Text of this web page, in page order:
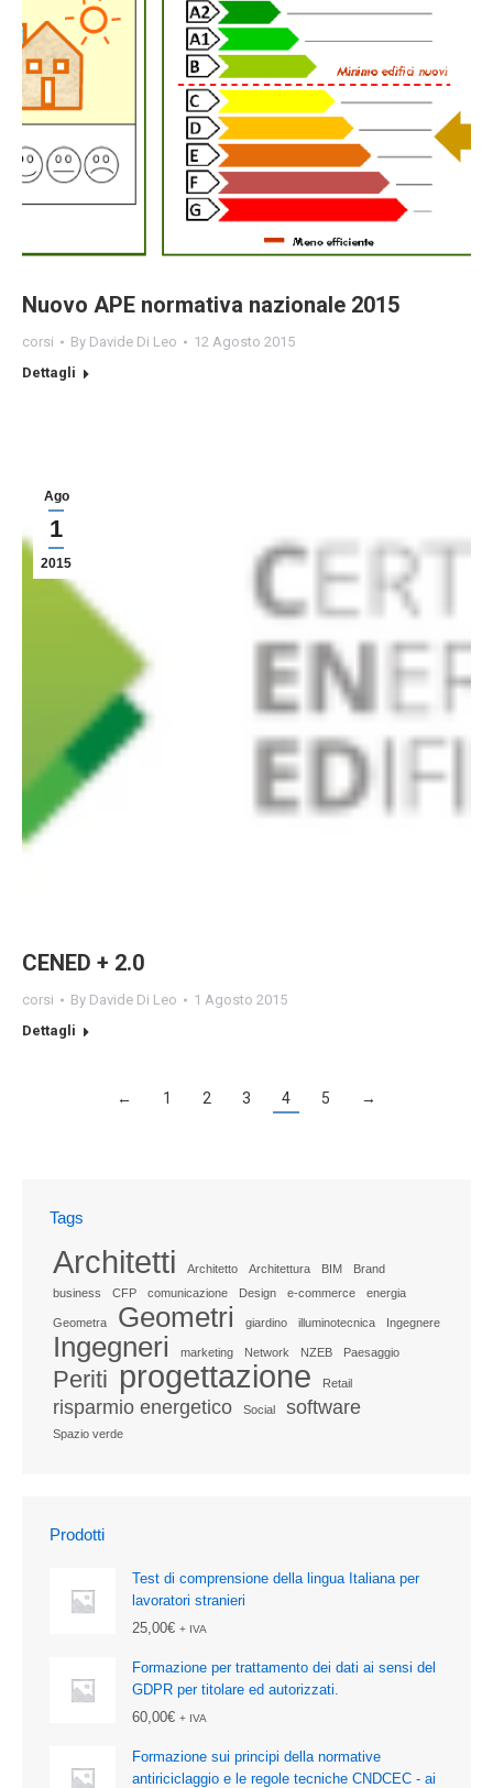
Nuovo APE normativa nazionale 2015
corsi By Davide Di Leo
12 Agosto 2015
Dettagli
Ago
1
2015
CENED + 2.0
corsi By Davide Di Leo
1 Agosto 2015
Dettagli
← 1 2 3 4 5 →
Tags
Architetti Architetto Architettura BIM
Brand
business
CFP comunicazione Design e-commerce energia
Geometra Geometri giardino illuminotecnica Ingegnere
Ingegneri marketing Network NZEB Paesaggio
Periti progettazione Retail
risparmio energetico Social software
Spazio verde
Prodotti
Test di comprensione della lingua Italiana per
lavoratori stranieri
25,00€ + IVA
Formazione per trattamento dei dati ai sensi del
GDPR per titolare ed autorizzati.
60,00€ + IVA
Formazione sui principi della normative
antiriciclaggio e le regole tecniche CNDCEC - ai